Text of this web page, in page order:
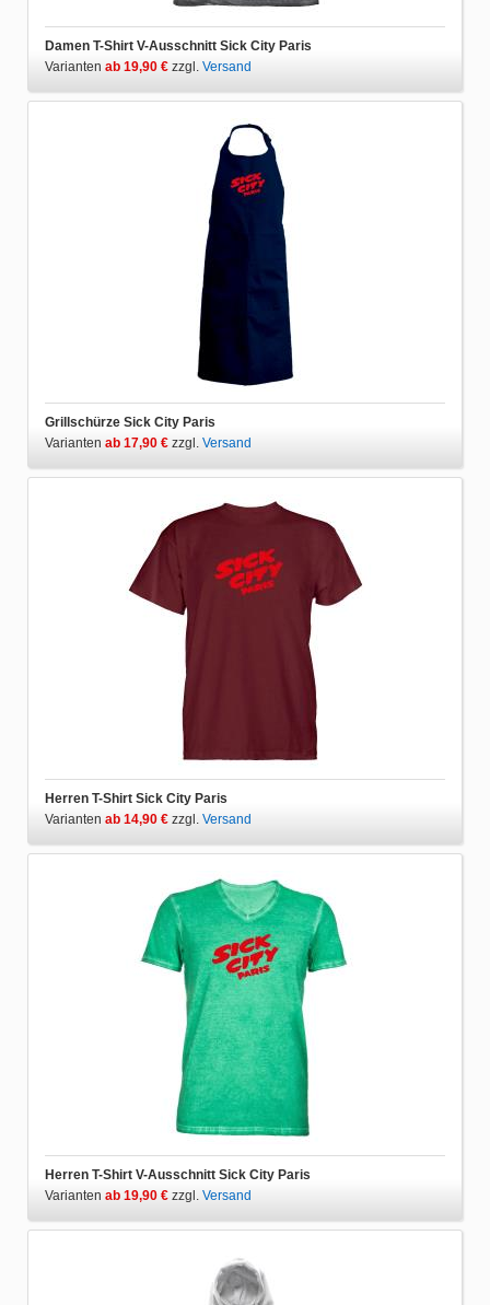
Damen T-Shirt V-Ausschnitt Sick City Paris
Varianten ab 19,90 € zzgl. Versand
Grillschürze Sick City Paris
Varianten ab 17,90 € zzgl. Versand
Herren T-Shirt Sick City Paris
Varianten ab 14,90 € zzgl. Versand
Herren T-Shirt V-Ausschnitt Sick City Paris
Varianten ab 19,90 € zzgl. Versand